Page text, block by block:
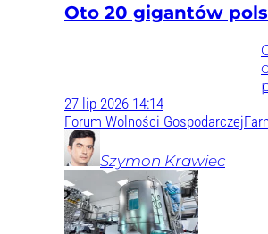
Oto 20 gigantów
27 lip 2026 14:14
Forum Wolności Gospodarczej
Szymon Krawiec